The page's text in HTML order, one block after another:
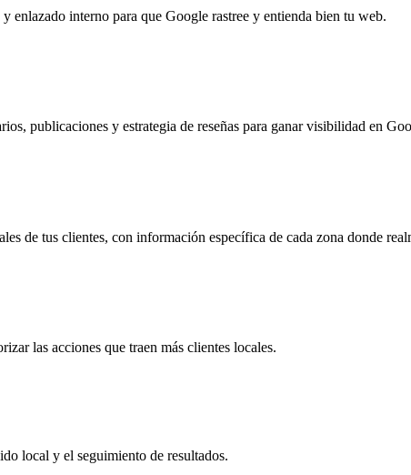
enlazado interno para que Google rastree y entienda bien tu web.
publicaciones y estrategia de reseñas para ganar visibilidad en
de tus clientes, con información específica de cada zona donde
las acciones que traen más clientes locales.
local y el seguimiento de resultados.